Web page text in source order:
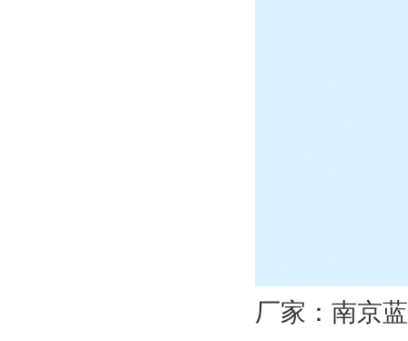
厂家： 南京